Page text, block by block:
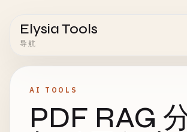
Elysia Tools
导航
AI TOOLS
PDF RAG